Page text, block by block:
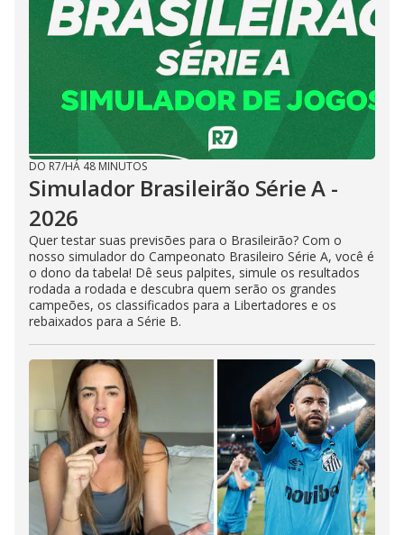
DO R7/HÁ 48 MINUTOS
Simulador Brasileirão Série A -
2026
Quer testar suas previsões para o Brasileirão? Com o
nosso simulador do Campeonato Brasileiro Série A, você é
o dono da tabela! Dê seus palpites, simule os resultados
rodada a rodada e descubra quem serão os grandes
campeões, os classificados para a Libertadores e os
rebaixados para a Série B.